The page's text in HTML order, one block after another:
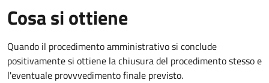
Cosa si ottiene
Quando il procedimento amministrativo si conclude
positivamente si ottiene la chiusura del procedimento stesso e
l'eventuale provvvedimento finale previsto.